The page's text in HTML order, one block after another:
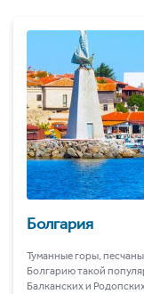
Болгария
Туманные горы,
Болгарию такой
Балканских и